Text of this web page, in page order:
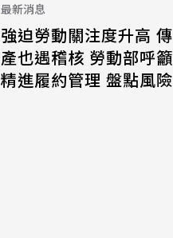
最新消息
強迫勞動關注度升高 傳
產也遇稽核 勞動部呼籲
精進履約管理 盤點風險